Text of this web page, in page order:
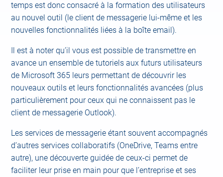
temps est donc consacré à la formation des utilisateurs
au nouvel outil (le client de messagerie lui-même et les
nouvelles fonctionnalités liées à la boîte email).
Il est à noter qu’il vous est possible de transmettre en
avance un ensemble de tutoriels aux futurs utilisateurs
de Microsoft 365 leurs permettant de découvrir les
nouveaux outils et leurs fonctionnalités avancées (plus
particulièrement pour ceux qui ne connaissent pas le
client de messagerie Outlook).
Les services de messagerie étant souvent accompagnés
d’autres services collaboratifs (OneDrive, Teams entre
autre), une découverte guidée de ceux-ci permet de
faciliter leur prise en main pour que l’entreprise et ses